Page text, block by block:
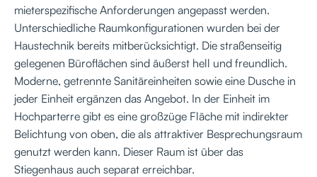
mieterspezifische Anforderungen angepasst werden.
Unterschiedliche Raumkonfigurationen wurden bei der
Haustechnik bereits mitberücksichtigt. Die straßenseitig
gelegenen Büroflächen sind äußerst hell und freundlich.
Moderne, getrennte Sanitäreinheiten sowie eine Dusche in
jeder Einheit ergänzen das Angebot. In der Einheit im
Hochparterre gibt es eine großzüge Fläche mit indirekter
Belichtung von oben, die als attraktiver Besprechungsraum
genutzt werden kann. Dieser Raum ist über das
Stiegenhaus auch separat erreichbar.